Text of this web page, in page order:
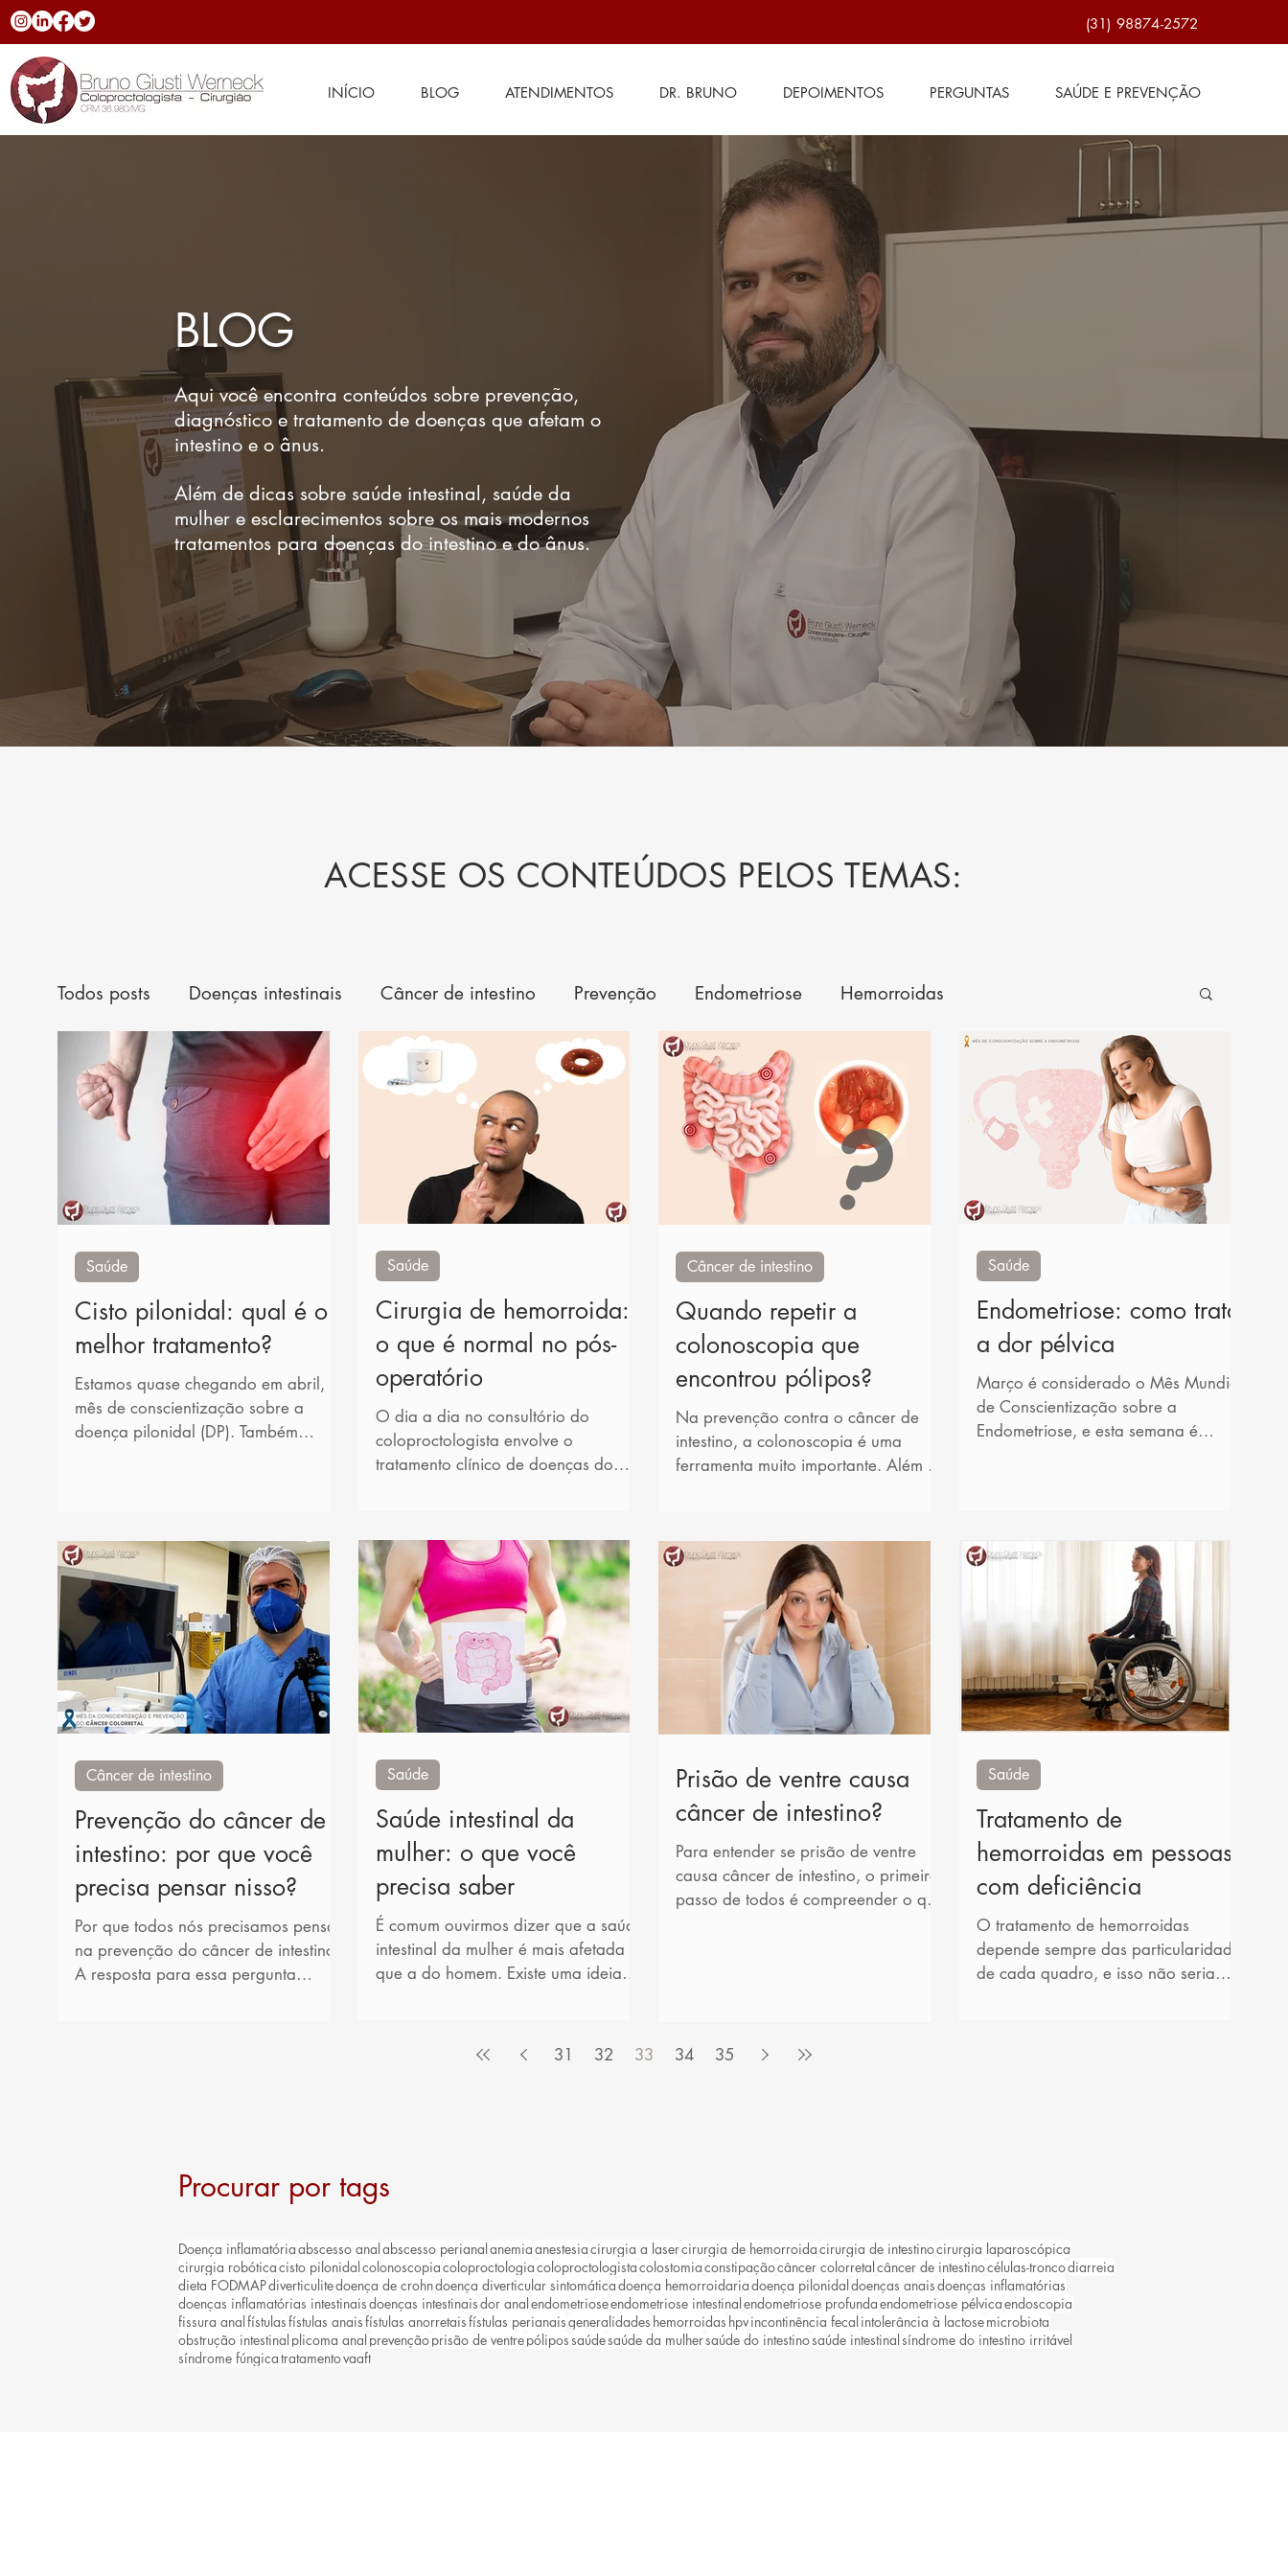
(31) 98874-2572
INÍCIO BLOG ATENDIMENTOS DR. BRUNO DEPOIMENTOS PERGUNTAS SAÚDE E PREVENÇÃO
BLOG
Aqui você encontra conteúdos sobre prevenção,
diagnóstico e tratamento de doenças que afetam o
intestino e o ânus.
Além de dicas sobre saúde intestinal, saúde da
mulher e esclarecimentos sobre os mais modernos
tratamentos para doenças do intestino e do ânus.
ACESSE OS CONTEÚDOS PELOS TEMAS:
Todos posts Doenças intestinais Câncer de intestino Prevenção Endometriose Hemorroidas
Novidades em tratamento Cirurgia de intestino Saúde Doenças inflamatórias Doenças anais Generalidades
Cisto pilonidal: qual é o
melhor tratamento?
Estamos quase chegando em abril,
mês de conscientização sobre a
doença pilonidal (DP). Também
Saúde
Cirurgia de hemorroida:
o que é normal no pós-
operatório
O dia a dia no consultório do
coloproctologista envolve o
tratamento clínico de doenças do
Saúde
Quando repetir a
colonoscopia que
encontrou pólipos?
Na prevenção contra o câncer de
intestino, a colonoscopia é uma
ferramenta muito importante. Além da
Câncer de intestino
Endometriose: como tratar
a dor pélvica
Março é considerado o Mês Mundial
de Conscientização sobre a
Endometriose, e esta semana é
Saúde
Prevenção do câncer de
intestino: por que você
precisa pensar nisso?
Por que todos nós precisamos pensar
na prevenção do câncer de intestino?
A resposta para essa pergunta
Câncer de intestino
Saúde intestinal da
mulher: o que você
precisa saber
É comum ouvirmos dizer que a saúde
intestinal da mulher é mais afetada
que a do homem. Existe uma ideia
Saúde
Prisão de ventre causa
câncer de intestino?
Para entender se prisão de ventre
causa câncer de intestino, o primeiro
passo de todos é compreender o que
Tratamento de
hemorroidas em pessoas
com deficiência
O tratamento de hemorroidas
depende sempre das particularidades
de cada quadro, e isso não seria
Saúde
31 32 33 34 35
Procurar por tags
Doença inflamatóriaabscesso analabscesso perianalanemiaanestesiacirurgia a lasercirurgia de hemorroidacirurgia de intestinocirurgia laparoscópica
cirurgia robóticacisto pilonidalcolonoscopiacoloproctologiacoloproctologistacolostomiaconstipaçãocâncer colorretalcâncer de intestinocélulas-troncodiarreia
dieta FODMAPdiverticulitedoença de crohndoença diverticular sintomáticadoença hemorroidariadoença pilonidaldoenças anaisdoenças inflamatórias
doenças inflamatórias intestinaisdoenças intestinaisdor analendometrioseendometriose intestinalendometriose profundaendometriose pélvicaendoscopia
fissura analfístulasfístulas anaisfístulas anorretaisfístulas perianaisgeneralidades hemorroidas hpvincontinência fecal intolerância à lactosemicrobiota
obstrução intestinal plicoma anal prevençãoprisão de ventrepólipossaúdesaúde da mulhersaúde do intestinosaúde intestinalsíndrome do intestino irritável
síndrome fúngicatratamentovaaft